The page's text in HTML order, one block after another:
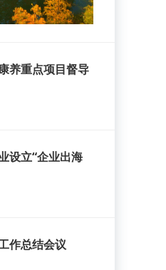
养重点项目督导
设立“企业出海
作总结会议